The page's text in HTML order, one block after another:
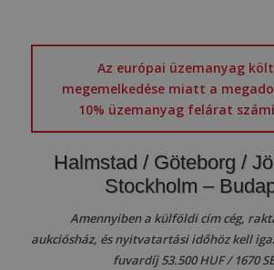
Az európai üzemanyag
megemelkedése miatt a
10% üzemanyag felárat
Halmstad / Göteborg /
Stockholm –
Amennyiben a külföldi cím cég,
aukciósház, és nyitvatartási időhöz kell
fuvardíj 53.500 HUF / 1670